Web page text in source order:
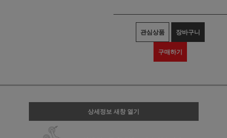
관심상품 장바구니
구매하기
상세정보 새창 열기